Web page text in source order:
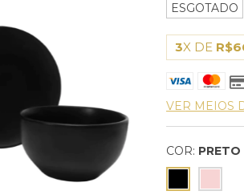
ESGOTADO
3X DE
VER MEIOS
COR: PRETO